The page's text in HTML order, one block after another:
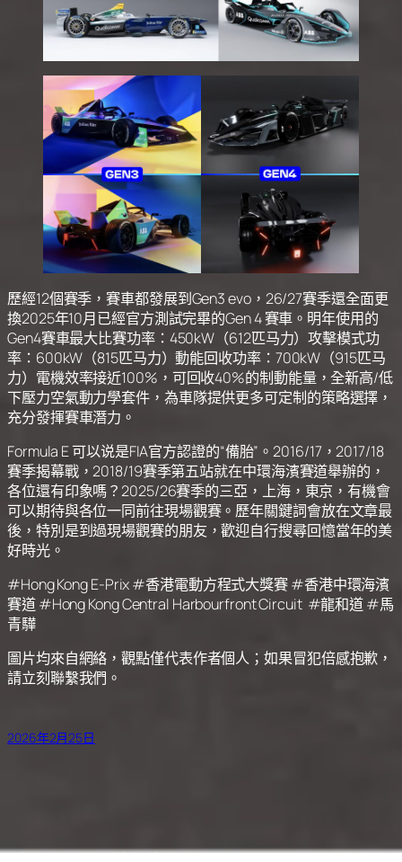
歷經12個賽季，賽車都發展到Gen3 evo，26/27賽季還全面更
換2025年10月已經官方測試完畢的Gen 4 賽車。明年使用的
Gen4賽車最大比賽功率：450kW（612匹马力）攻擊模式功
率：600kW（815匹马力）動能回收功率：700kW（915匹马
力）電機效率接近100%，可回收40%的制動能量，全新高/低
下壓力空氣動力學套件，為車隊提供更多可定制的策略選擇，
充分發揮賽車潛力。
Formula E 可以说是FIA官方認證的“備胎”。2016/17，2017/18
賽季揭幕戰，2018/19賽季第五站就在中環海濱賽道舉辦的，
各位還有印象嗎？2025/26賽季的三亞，上海，東京，有機會
可以期待與各位一同前往現場觀賽。歷年關鍵詞會放在文章最
後，特別是到過現場觀賽的朋友，歡迎自行搜尋回憶當年的美
好時光。
#Hong Kong E-Prix #香港電動方程式大獎賽 #香港中環海濱
賽道 #Hong Kong Central Harbourfront Circuit #龍和道 #馬
青驊
圖片均來自網絡，觀點僅代表作者個人；如果冒犯倍感抱歉，
請立刻聯繫我們。
2026年2月25日